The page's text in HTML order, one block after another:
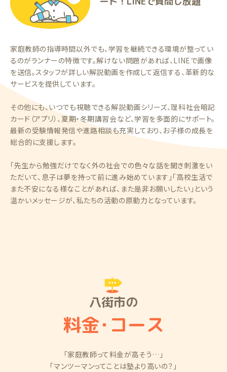
家庭教師の指導時間以外でも、学習を継続できる環境が整ってい
るのがランナーの特徴です。解けない問題があれば、LINEで画像
を送信。スタッフが詳しい解説動画を作成して返信する、革新的な
サービスを提供しています。
その他にも、いつでも視聴できる解説動画シリーズ、理科社会暗記
カード（アプリ）、夏期・冬期講習会など、学習を多面的にサポート。
最新の受験情報発信や進路相談も充実しており、お子様の成長を
総合的に支援します。
「先生から勉強だけでなく外の社会での色々な話を聞き刺激をい
ただいて、息子は夢を持って前に進み始めています」「高校生活で
また不安になる様なことがあれば、また是非お願いしたい」という
温かいメッセージが、私たちの活動の原動力となっています。
八街市の
料金・コース
「家庭教師って料金が高そう…」
「マンツーマンってことは塾より高いの？」